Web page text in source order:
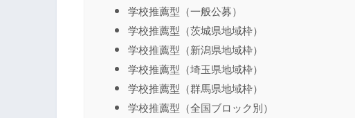
学校推薦型（一般公募）
学校推薦型（茨城県地域枠）
学校推薦型（新潟県地域枠）
学校推薦型（埼玉県地域枠）
学校推薦型（群馬県地域枠）
学校推薦型（全国ブロック別）